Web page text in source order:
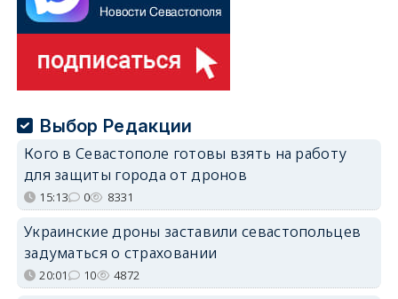
Выбор Редакции
Кого в Севастополе готовы взять на работу
для защиты города от дронов
15:13 0 8331
Украинские дроны заставили севастопольцев
задуматься о страховании
20:01 10 4872